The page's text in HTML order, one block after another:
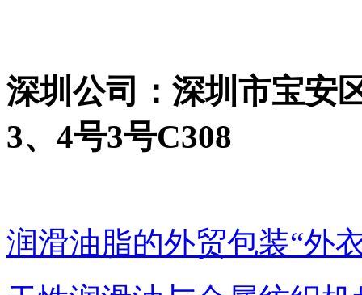
深圳公司：深圳市宝安
3、4号3号C308
润滑油脂的外贸包装“外